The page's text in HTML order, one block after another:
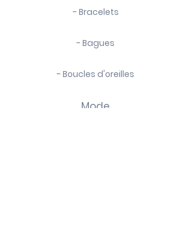
- de retirer votre bijou lorsque vous
- Bracelets
- Bagues
- Boucles d'oreilles
Mode